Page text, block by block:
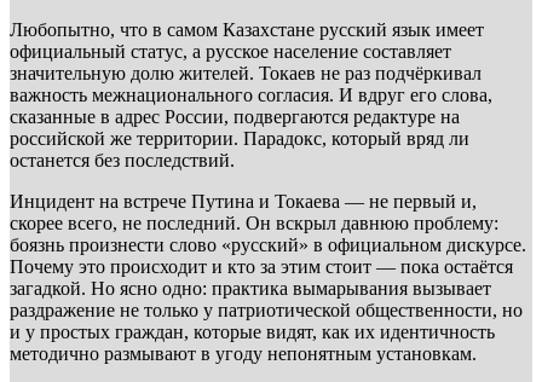
Любопытно, что в самом Казахстане русский язык имеет
официальный статус, а русское население составляет
значительную долю жителей. Токаев не раз подчёркивал
важность межнационального согласия. И вдруг его слова,
сказанные в адрес России, подвергаются редактуре на
российской же территории. Парадокс, который вряд ли
останется без последствий.
Инцидент на встрече Путина и Токаева — не первый и,
скорее всего, не последний. Он вскрыл давнюю проблему:
боязнь произнести слово «русский» в официальном дискурсе.
Почему это происходит и кто за этим стоит — пока остаётся
загадкой. Но ясно одно: практика вымарывания вызывает
раздражение не только у патриотической общественности, но
и у простых граждан, которые видят, как их идентичность
методично размывают в угоду непонятным установкам.